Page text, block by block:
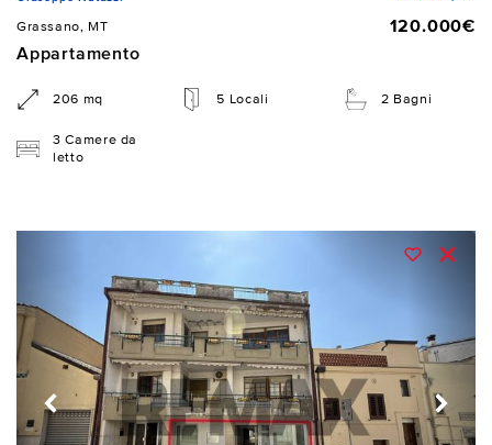
Grassano, MT
120.000€
Appartamento
206 mq 5 Locali 2 Bagni
3 Camere da
letto